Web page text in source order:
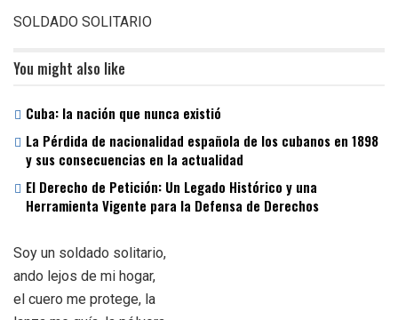
SOLDADO SOLITARIO
You might also like
Cuba: la nación que nunca existió
La Pérdida de nacionalidad española de los cubanos en 1898
y sus consecuencias en la actualidad
El Derecho de Petición: Un Legado Histórico y una
Herramienta Vigente para la Defensa de Derechos
Soy un soldado solitario,
ando lejos de mi hogar,
el cuero me protege, la